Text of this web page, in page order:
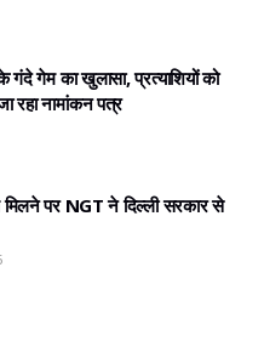
गंदे गेम का खुलासा, प्रत्‍याशियों को
रहा नामांकन पत्र
मिलने पर NGT ने दिल्ली सरकार से